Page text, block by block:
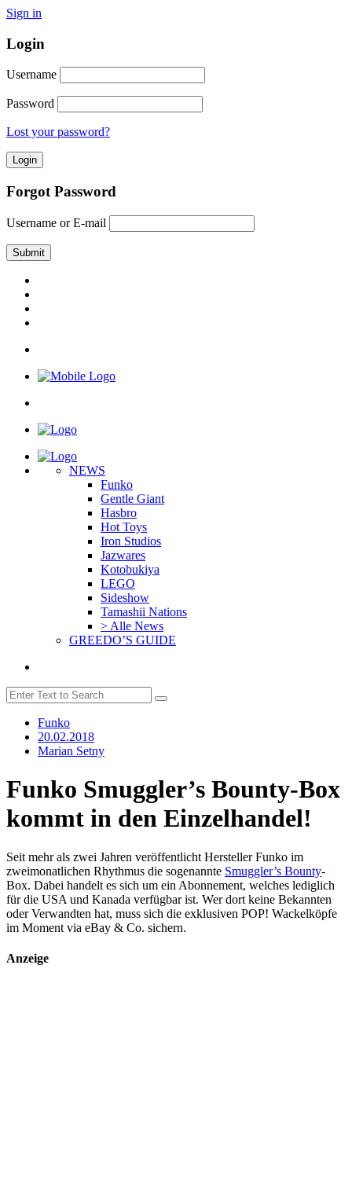
Sign in
Login
Username
Password
Lost your password?
Forgot Password
Username or E-mail
NEWS
Funko
Gentle Giant
Hasbro
Hot Toys
Iron Studios
Jazwares
Kotobukiya
LEGO
Sideshow
Tamashii Nations
> Alle News
GREEDO’S GUIDE
Funko
20.02.2018
Marian Setny
Funko Smuggler’s Bounty-Box
kommt in den Einzelhandel!
Seit mehr als zwei Jahren veröffentlicht Hersteller Funko im
zweimonatlichen Rhythmus die sogenannte Smuggler’s Bounty-
Box. Dabei handelt es sich um ein Abonnement, welches lediglich
für die USA und Kanada verfügbar ist. Wer dort keine Bekannten
oder Verwandten hat, muss sich die exklusiven POP! Wackelköpfe
im Moment via eBay & Co. sichern.
Anzeige